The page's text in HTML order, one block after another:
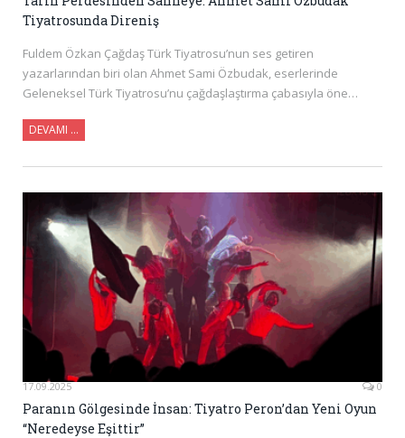
Tiyatrosunda Direniş
Fuldem Özkan Çağdaş Türk Tiyatrosu’nun ses getiren
yazarlarından biri olan Ahmet Sami Özbudak, eserlerinde
Geleneksel Türk Tiyatrosu’nu çağdaşlaştırma çabasıyla öne…
DEVAMI …
17.09.2025 0
Paranın Gölgesinde İnsan: Tiyatro Peron’dan Yeni Oyun
“Neredeyse Eşittir”